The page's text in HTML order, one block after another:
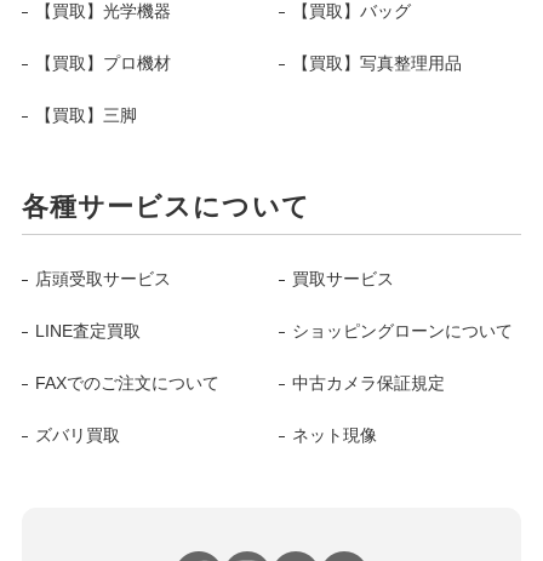
【買取】光学機器 【買取】バッグ
【買取】プロ機材 【買取】写真整理用品
【買取】三脚
各種サービスについて
店頭受取サービス 買取サービス
LINE査定買取 ショッピングローンについて
FAXでのご注文について 中古カメラ保証規定
ズバリ買取 ネット現像